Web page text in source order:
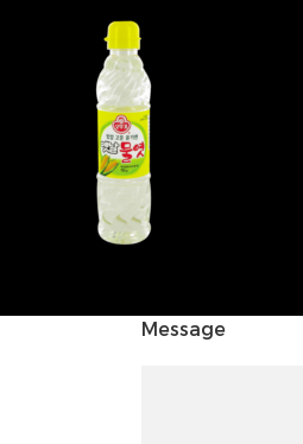
Message